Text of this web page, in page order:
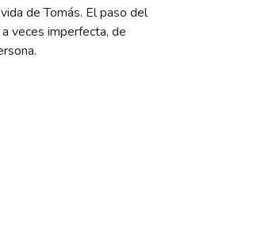
de Tomás. El paso del
veces imperfecta, de